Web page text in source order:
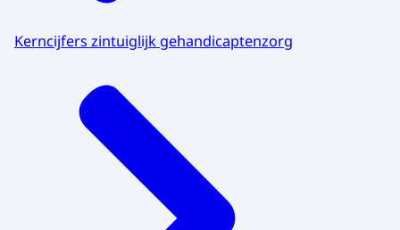
Kerncijfers zintuiglijk gehandicaptenzorg